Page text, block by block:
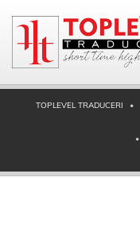
TOPLEVEL TRADUCERI